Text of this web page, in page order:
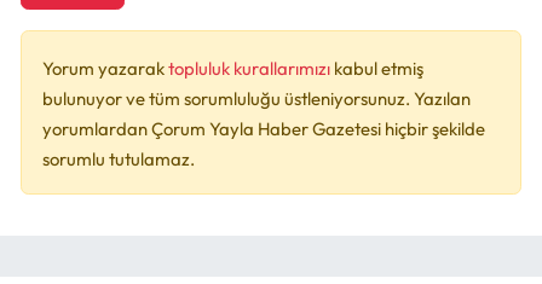
Yorum yazaraktopluluk kurallarımızı kabul etmiş
bulunuyor ve tüm sorumluluğu üstleniyorsunuz. Yazılan
yorumlardan Çorum Yayla Haber Gazetesi hiçbir şekilde
sorumlu tutulamaz.